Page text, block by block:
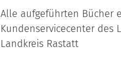
Alle aufgeführten Bücher
Kundenservicecenter des
Landkreis Rastatt